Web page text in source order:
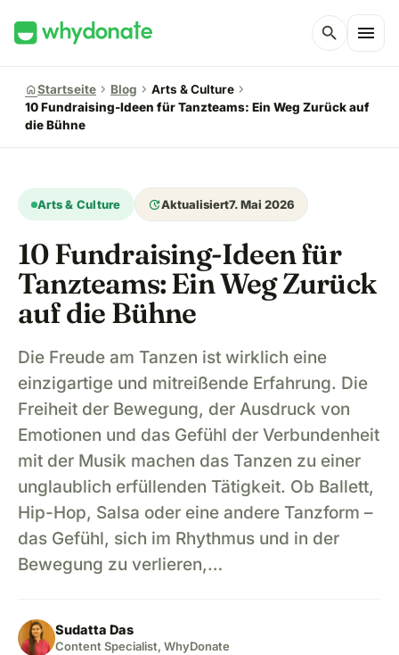
search menu
homeStartseite chevron_right Blog chevron_right Arts & Culture chevron_right
10 Fundraising-Ideen für Tanzteams: Ein Weg Zurück auf
die Bühne
Arts & Culture updateAktualisiert7. Mai 2026
10 Fundraising-Ideen für
Tanzteams: Ein Weg Zurück
auf die Bühne
Die Freude am Tanzen ist wirklich eine
einzigartige und mitreißende Erfahrung. Die
Freiheit der Bewegung, der Ausdruck von
Emotionen und das Gefühl der Verbundenheit
mit der Musik machen das Tanzen zu einer
unglaublich erfüllenden Tätigkeit. Ob Ballett,
Hip-Hop, Salsa oder eine andere Tanzform –
das Gefühl, sich im Rhythmus und in der
Bewegung zu verlieren,…
Sudatta Das
Content Specialist, WhyDonate